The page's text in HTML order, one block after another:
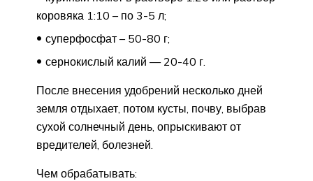
коровяка 1:10 – по 3-5 л;
суперфосфат – 50-80 г;
сернокислый калий — 20-40 г.
После внесения удобрений несколько дней
земля отдыхает, потом кусты, почву, выбрав
сухой солнечный день, опрыскивают от
вредителей, болезней.
Чем обрабатывать: